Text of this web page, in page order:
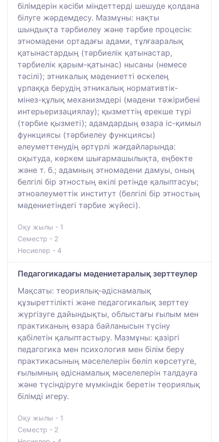
білімдерін кәсіби міндеттерді шешуде қолдана
білуге жәрдемдесу. Мазмұны: нақты
шындықта тәрбиелеу және тәрбие процесін:
этномәдени ортадағы адами, тұлғааралық
қатынастардың (тәрбиелік қатынастар,
тәрбиелік қарым-қатынас) нысаны (немесе
тәсілі); этникалық мәдениетті өскелең
ұрпаққа берудің этникалық нормативтік-
мінез-құлық механизмдері (мәдени тәжірибені
интерьеризациялау); қызметтің ерекше түрі
(тәрбие қызметі); адамдардың өзара іс-қимыл
функциясы (тәрбиелеу функциясы)
әлеуметтенудің әртүрлі жағдайларында:
оқытуда, көркем шығармашылықта, еңбекте
және т. б.; адамның этномәдени дамуы, оның
белгілі бір этностың өкілі ретінде қалыптасуы;
этноәлеуметтік институт (белгілі бір этностың
мәдениетіндегі тәрбие жүйесі).
Оқу жылы - 1
Семестр - 2
Несиелер - 4
Педагогикадағы мәдениетаралық зерттеулер
Мақсаты: теориялық-әдіснамалық
құзыреттілікті және педагогикалық зерттеу
жүргізуге дайындықты, облыстағы ғылым мен
практиканың өзара байланысын түсіну
қабілетін қалыптастыру. Мазмұны: қазіргі
педагогика мен психология мен білім беру
практикасының мәселелерін бөліп көрсетуге,
ғылымның әдіснамалық мәселелерін талдауға
және түсіндіруге мүмкіндік беретін теориялық
білімді игеру.
Оқу жылы - 1
Семестр - 2